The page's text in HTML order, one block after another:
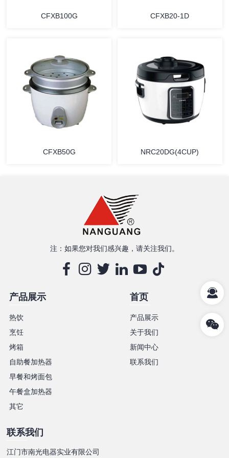
详情
CFXB100G
详情
CFXB20-1D
CFXB50G NRC20DG(4CUP)
注：如果您对我们感兴趣，请关注我们。
产品展示
热饮
烹饪
烤箱
自助餐加热器
早餐和烤面包
午餐盒加热器
其它
首页
产品展示
关于我们
新闻中心
联系我们
联系我们
江门市南光电器实业有限公司